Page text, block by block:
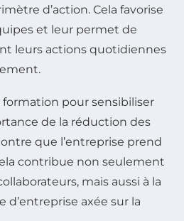
d’action. Cela favorise
et leur permet de
leurs actions quotidiennes
formation pour sensibiliser
de la réduction des
que l’entreprise prend
contribue non seulement
mais aussi à la
d’entreprise axée sur la